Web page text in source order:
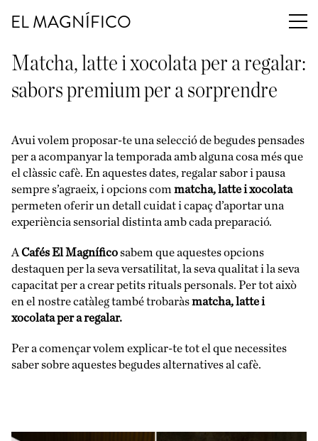
EL MAGNÍFICO
Matcha, latte i xocolata per a regalar:
sabors premium per a sorprendre
Avui volem proposar-te una selecció de begudes pensades
per a acompanyar la temporada amb alguna cosa més que
el clàssic cafè. En aquestes dates, regalar sabor i pausa
sempre s’agraeix, i opcions com matcha, latte i xocolata
permeten oferir un detall cuidat i capaç d’aportar una
experiència sensorial distinta amb cada preparació.
A Cafés El Magníficosabem que aquestes opcions
destaquen per la seva versatilitat, la seva qualitat i la seva
capacitat per a crear petits rituals personals. Per tot això
en el nostre catàleg també trobaràsmatcha, latte i
xocolata per a regalar.
Per a començar volem explicar-te tot el que necessites
saber sobre aquestes begudes alternatives al cafè.